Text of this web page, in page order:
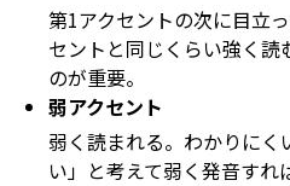
第1アクセントの次に目立
セントと同じくらい強く
のが重要。
弱アクセント
弱く読まれる。わかりにく
い」と考えて弱く発音すれ